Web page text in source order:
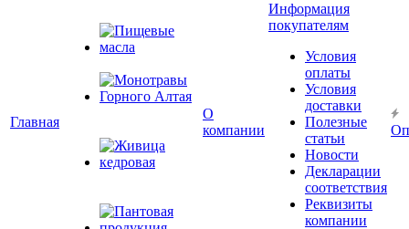
Главная
О
компании
Информация
покупателям
Условия
оплаты
Условия
доставки
Полезные
статьи
Новости
Декларации
соответствия
Реквизиты
компании